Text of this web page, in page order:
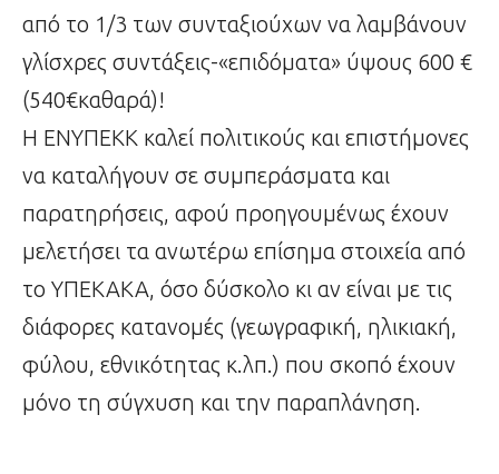
από το 1/3 των συνταξιούχων να λαμβάνουν
γλίσχρες συντάξεις-«επιδόματα» ύψους 600 €
(540€καθαρά)!
Η ΕΝΥΠΕΚΚ καλεί πολιτικούς και επιστήμονες
να καταλήγουν σε συμπεράσματα και
παρατηρήσεις, αφού προηγουμένως έχουν
μελετήσει τα ανωτέρω επίσημα στοιχεία από
το ΥΠΕΚΑΚΑ, όσο δύσκολο κι αν είναι με τις
διάφορες κατανομές (γεωγραφική, ηλικιακή,
φύλου, εθνικότητας κ.λπ.) που σκοπό έχουν
μόνο τη σύγχυση και την παραπλάνηση.